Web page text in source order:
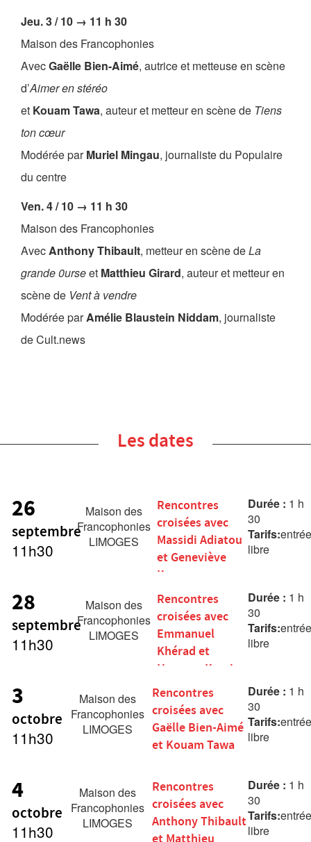
Jeu. 3 / 10 → 11 h 30
Maison des Francophonies
AvecGaëlle Bien-Aimé, autrice et metteuse en scène
d’Aimer en stéréo
et Kouam Tawa, auteur et metteur en scène de Tiens
ton cœur
Modérée parMuriel Mingau, journaliste du Populaire
du centre
Ven. 4 / 10 → 11 h 30
Maison des Francophonies
AvecAnthony Thibault, metteur en scène deLa
grande 0urseet Matthieu Girard, auteur et metteur en
scène de Vent à vendre
Modérée parAmélie Blaustein Niddam, journaliste
de Cult.news
Les dates
26
septembre
11h30
Maison des
Francophonies
LIMOGES
Rencontres
croisées avec
Massidi Adiatou
et Geneviève
Knoops
Durée : 1 h
30
Tarifs:
libre
28
septembre
11h30
Maison des
Francophonies
LIMOGES
Rencontres
croisées avec
Emmanuel
Khérad et
Hassane Kassi
Kouyaté
Durée : 1 h
30
Tarifs:
libre
3
octobre
11h30
Maison des
Francophonies
LIMOGES
Rencontres
croisées avec
Gaëlle Bien-Aimé
et Kouam Tawa
Durée : 1 h
30
Tarifs:
libre
4
octobre
11h30
Maison des
Francophonies
LIMOGES
Rencontres
croisées avec
Anthony Thibault
Durée : 1 h
30
Tarifs:
libre